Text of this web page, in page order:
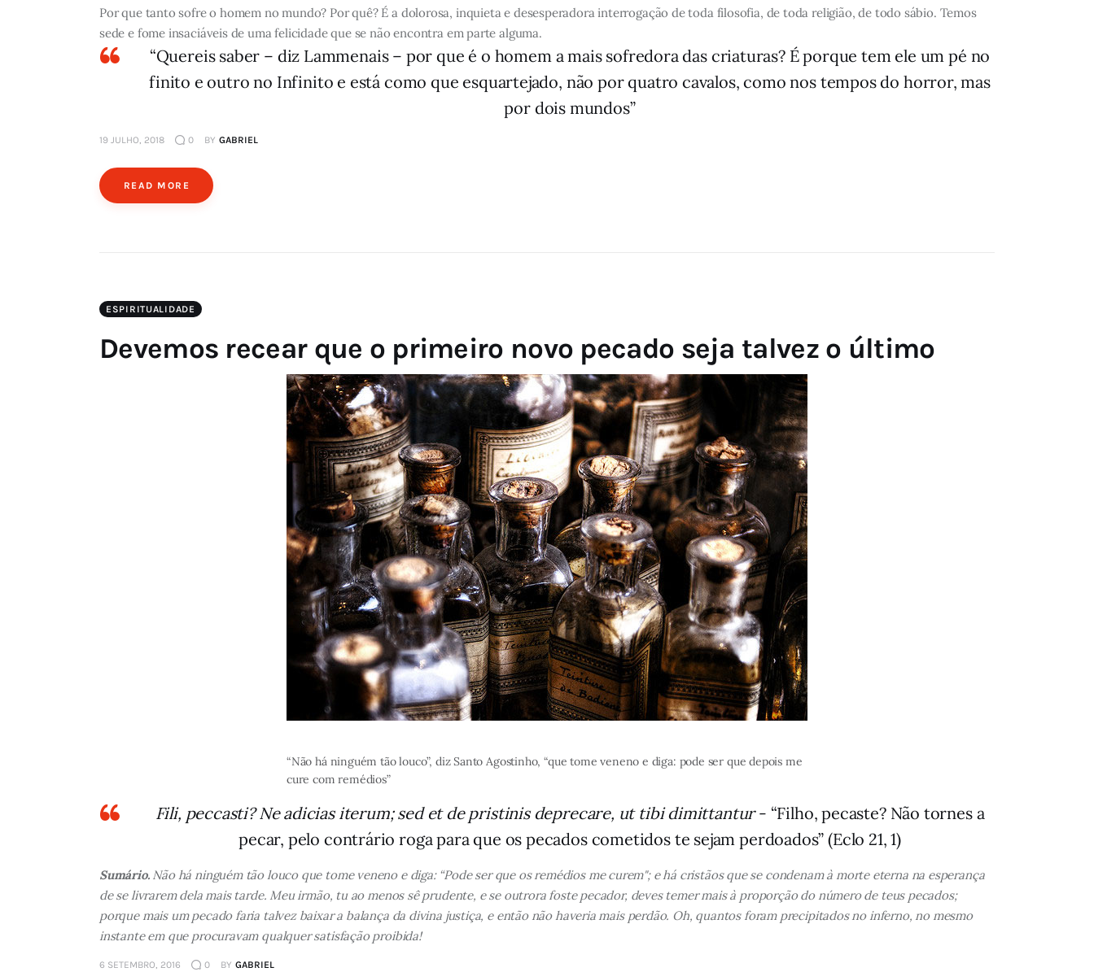
Por que tanto sofre o homem no mundo? Por quê? É a dolorosa, inquieta e desesperadora interrogação de toda filosofia, de toda religião, de todo sábio. Temos
sede e fome insaciáveis de uma felicidade que se não encontra em parte alguma.
“Quereis saber – diz Lammenais – por que é o homem a mais sofredora das criaturas? É porque tem ele um pé no
finito e outro no Infinito e está como que esquartejado, não por quatro cavalos, como nos tempos do horror, mas
por dois mundos”
19 JULHO, 2018 0 BY GABRIEL
READ MORE
ESPIRITUALIDADE
Devemos recear que o primeiro novo pecado seja talvez o último
“Não há ninguém tão louco”, diz Santo Agostinho, “que tome veneno e diga: pode ser que depois me
cure com remédios”
Fili, peccasti? Ne adicias iterum; sed et de pristinis deprecare, ut tibi dimittantur- “Filho, pecaste? Não tornes a
pecar, pelo contrário roga para que os pecados cometidos te sejam perdoados” (Eclo 21, 1)
Sumário.Não há ninguém tão louco que tome veneno e diga: “Pode ser que os remédios me curem"; e há cristãos que se condenam à morte eterna na esperança
de se livrarem dela mais tarde. Meu irmão, tu ao menos sê prudente, e se outrora foste pecador, deves temer mais à proporção do número de teus pecados;
porque mais um pecado faria talvez baixar a balança da divina justiça, e então não haveria mais perdão. Oh, quantos foram precipitados no inferno, no mesmo
instante em que procuravam qualquer satisfação proibida!
6 SETEMBRO, 2016 0 BY GABRIEL